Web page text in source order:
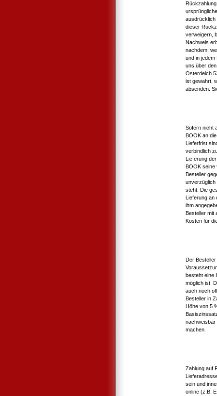
ausdrücklich
dieser
verweigern,
Nachweis
nachdem,
und in jedem
uns über
Osterdeich
ist gewahrt,
absenden.
Sofern nicht
BOOK an
Lieferfrist
verbindlich
Lieferung
BOOK seine
Besteller
unverzüglich
steht. Die
Lieferung an
ihm
Besteller mit
Kosten für
Der
besteht eine
möglich ist.
auch noch
Besteller in
Höhe von 5
nachweisbar
machen.
Zahlung auf
sein und
online (z.B.